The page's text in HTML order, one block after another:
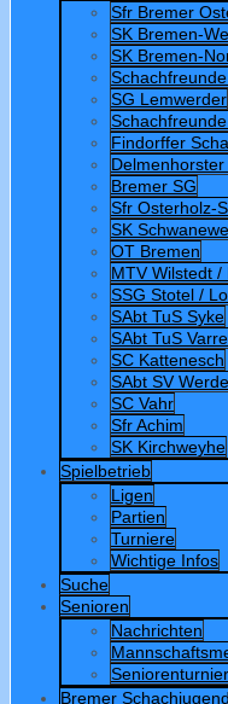
Sfr Bremer
SK Bremen-
SK Bremen-
SG Lemwerder
Findorffer
Delmenhorster
Bremer SG
Sfr Osterholz-
SK
OT Bremen
MTV Wilstedt /
SSG Stotel /
SAbt TuS Syke
SAbt TuS
SC Kattenesch
SAbt SV
SC Vahr
Sfr Achim
SK Kirchweyhe
Spielbetrieb
Ligen
Partien
Turniere
Wichtige Infos
Suche
Senioren
Nachrichten
Bremer Schachjugend